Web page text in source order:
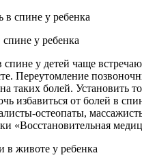
спине у ребенка
спине у детей чаще
Переутомление
таких болей. Установить
избавиться от болей в
остеопаты,
«Восстановительная